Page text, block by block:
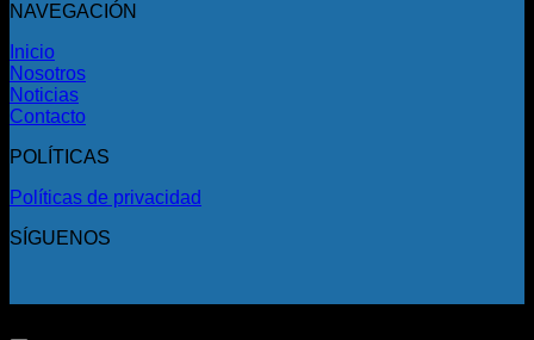
NAVEGACIÓN
Inicio
Nosotros
Noticias
Contacto
POLÍTICAS
Políticas de privacidad
SÍGUENOS